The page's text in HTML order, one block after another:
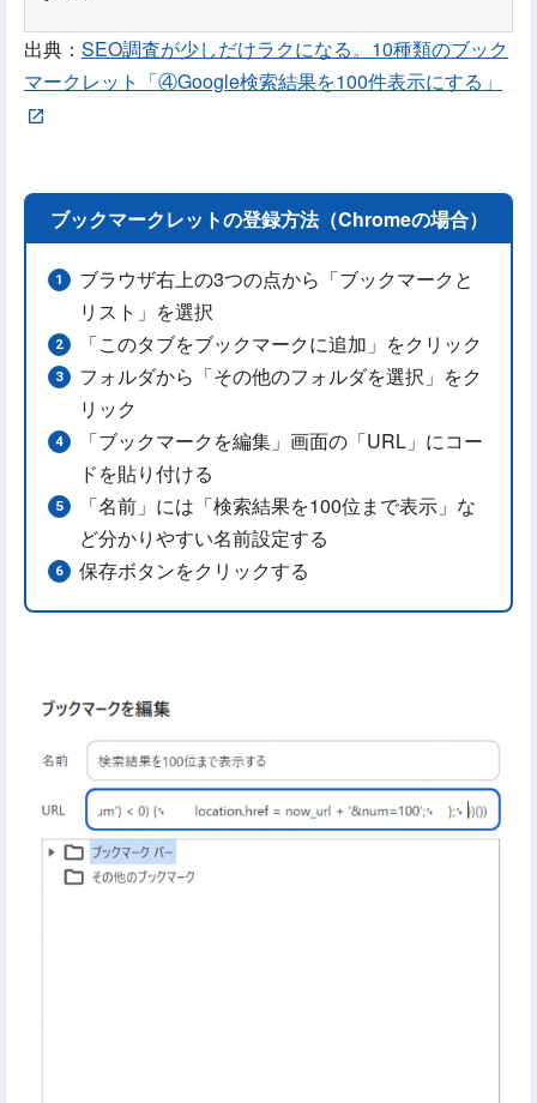
出典： SEO調査が少しだけラクになる。10種類のブック
マークレット「④Google検索結果を100件表示にする」
ブックマークレットの登録方法（Chromeの場合）
ブラウザ右上の3つの点から「ブックマークと
リスト」を選択
「このタブをブックマークに追加」をクリック
フォルダから「その他のフォルダを選択」をク
リック
「ブックマークを編集」画面の「URL」にコー
ドを貼り付ける
「名前」には「検索結果を100位まで表示」な
ど分かりやすい名前設定する
保存ボタンをクリックする